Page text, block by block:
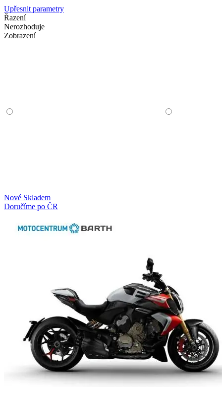
Upřesnit parametry
Řazení
Nerozhoduje
Zobrazení
Nové Skladem
Doručíme po ČR